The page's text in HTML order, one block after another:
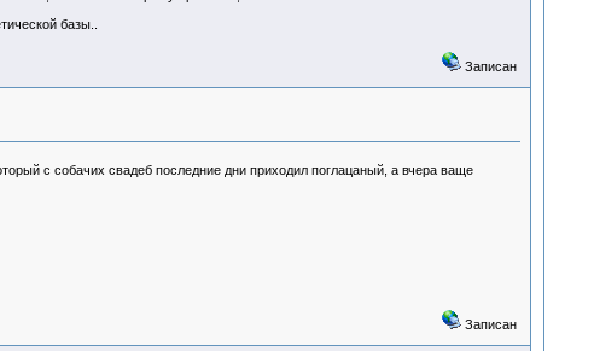
базы..
Записан
с собачих свадеб последние дни приходил поглацаный, а вчера ваще
Записан